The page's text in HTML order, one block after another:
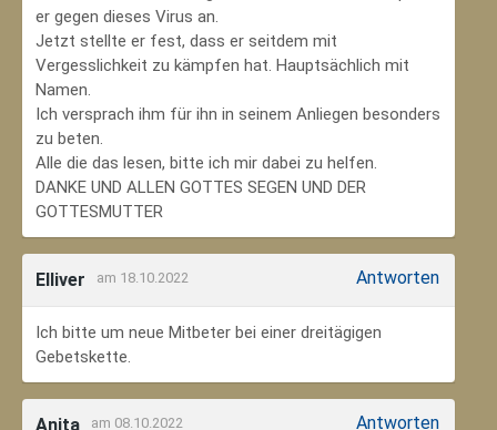
er gegen dieses Virus an.
Jetzt stellte er fest, dass er seitdem mit
Vergesslichkeit zu kämpfen hat. Hauptsächlich mit
Namen.
Ich versprach ihm für ihn in seinem Anliegen besonders
zu beten.
Alle die das lesen, bitte ich mir dabei zu helfen.
DANKE UND ALLEN GOTTES SEGEN UND DER
GOTTESMUTTER
Elliver am 18.10.2022 Antworten
Ich bitte um neue Mitbeter bei einer dreitägigen
Gebetskette.
Anita am 08.10.2022 Antworten